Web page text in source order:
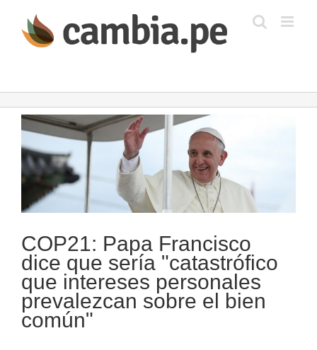
contenido
Ver
imagen
más
grande
COP21: Papa Francisco
dice que sería "catastrófico
que intereses personales
prevalezcan sobre el bien
común"